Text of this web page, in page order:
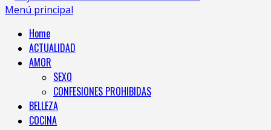
Menú principal
Home
ACTUALIDAD
AMOR
SEXO
CONFESIONES PROHIBIDAS
BELLEZA
COCINA